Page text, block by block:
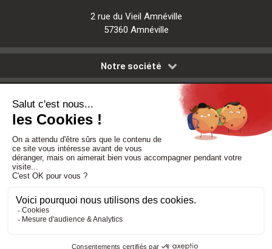
2 rue du Vieil Amnéville
57360 Amnéville
Notre société